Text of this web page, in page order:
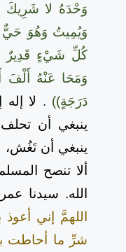
وَحْدَهُ لا شَرِيكَ
وَيُمِيتُ وَهُوَ حَيٌّ
كُلِّ شَيْءٍ قَدِيرٌ
وَمَحَا عَنْهُ أَلْفَ
دَرَجَةٍ)) . لا إله
ينبغي أن تحلف
ينبغي أن تَغُش،
ألا تنصح
الله. سيدنا
اللهمَّ إني
شرِّ ما أحاطت